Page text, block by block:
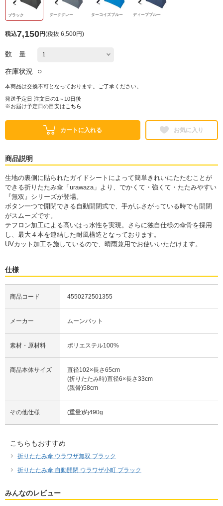
ブラック ダークグレー ターコイズブルー ディープブルー
税込7,150円(税抜 6,500円)
数 量
在庫状況 ○
本商品は交換不可となっております。ご了承ください。
発送予定日 注文日の1～10日後
※お届け予定日の目安は こちら
カートに入れる お気に入り
商品説明
生地の裏側に貼られたガイドシートによって簡単きれいにたたむことが
できる折りたたみ傘「urawaza」より、でかくて・強くて・たたみやすい
『無双』シリーズが登場。
ボタン一つで開閉できる自動開閉式で、手がふさがっている時でも開閉
がスムーズです。
テフロン加工による高いはっ水性を実現。さらに独自仕様の傘骨を採用
し、最大４本を連結した耐風構造となっております。
UVカット加工を施しているので、晴雨兼用でお使いいただけます。
仕様
商品コード 4550272501355
メーカー ムーンバット
素材・原材料 ポリエステル100%
商品本体サイズ
直径102×長さ65cm
(折りたたみ時)直径6×長さ33cm
(親骨)58cm
その他仕様 (重量)約490g
こちらもおすすめ
折りたたみ傘 ウラワザ無双 ブラック
折りたたみ傘 自動開閉 ウラワザ小町 ブラック
みんなのレビュー